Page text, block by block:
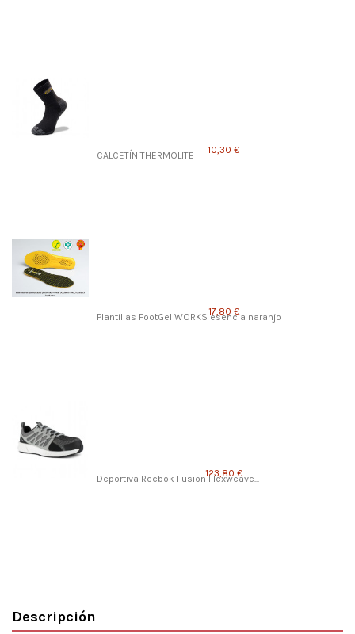
CALCETÍN THERMOLITE 10,30 €
Plantillas FootGel WORKS esencia naranjo
17,80 €
Deportiva Reebok Fusion Flexweave...
123,80 €
Descripción